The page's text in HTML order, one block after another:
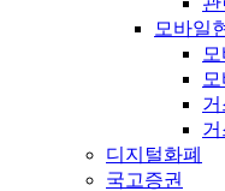
모바일
디지털화폐
국고증권